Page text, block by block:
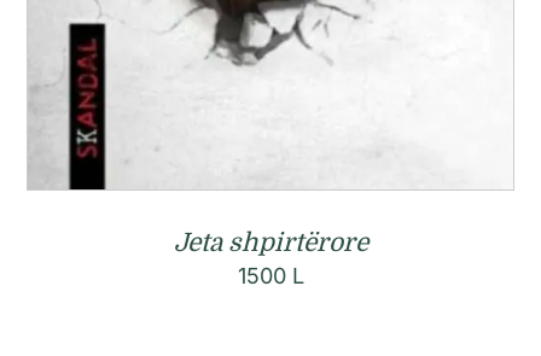
Jeta shpirtërore
1500 L